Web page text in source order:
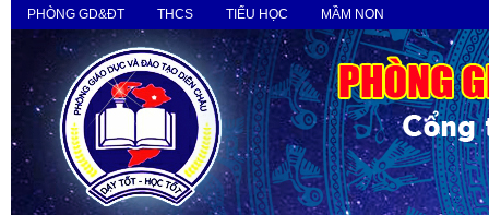
PHÒNG GD&ĐT THCS TIỂU HỌC MẦM NON